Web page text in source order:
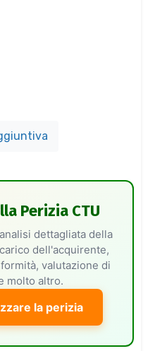
Perizia CTU
dettagliata della
dell'acquirente,
valutazione di
molto altro.
la perizia